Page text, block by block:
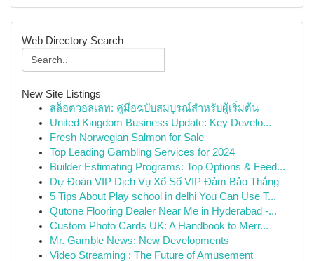
Web Directory Search
New Site Listings
สล็อตวอลเลท: คู่มือฉบับสมบูรณ์สำหรับผู้เริ่มต้น
United Kingdom Business Update: Key Develo...
Fresh Norwegian Salmon for Sale
Top Leading Gambling Services for 2024
Builder Estimating Programs: Top Options & Feed...
Dự Đoán VIP Dịch Vụ Xổ Số VIP Đảm Bảo Thắng
5 Tips About Play school in delhi You Can Use T...
Qutone Flooring Dealer Near Me in Hyderabad -...
Custom Photo Cards UK: A Handbook to Merr...
Mr. Gamble News: New Developments
Video Streaming : The Future of Amusement